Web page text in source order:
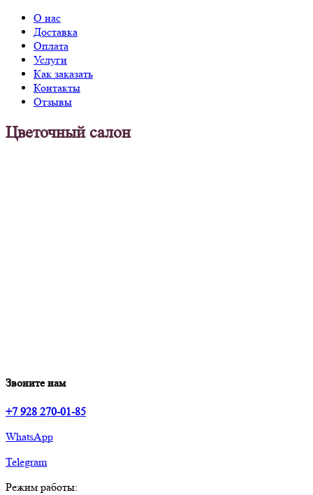
О нас
Доставка
Оплата
Услуги
Как заказать
Контакты
Отзывы
Цветочный салон
Звоните нам
+7 928 270-01-85
WhatsApp
Telegram
Режим работы: